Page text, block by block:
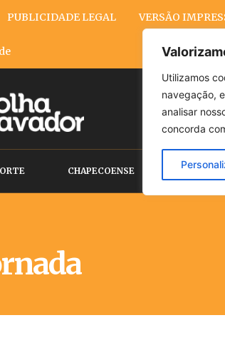
Utilizamos
navegação,
analisar
concorda
PUBLICIDADE LEGAL VERSÃO
CHAPECOENSE POLÍTICA